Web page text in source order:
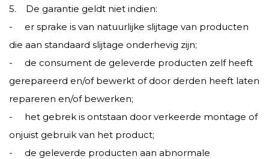
5. De garantie geldt niet indien:
- er sprake is van natuurlijke slijtage van producten
die aan standaard slijtage onderhevig zijn;
- de consument de geleverde producten zelf heeft
gerepareerd en/of bewerkt of door derden heeft laten
repareren en/of bewerken;
- het gebrek is ontstaan door verkeerde montage of
onjuist gebruik van het product;
- de geleverde producten aan abnormale